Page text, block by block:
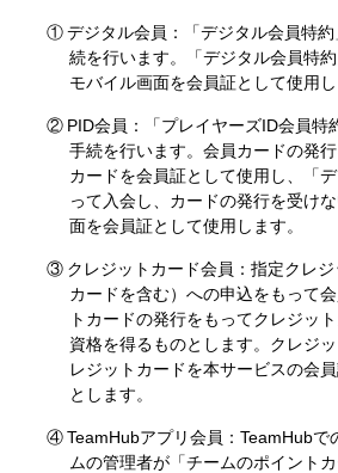
①デジタル会員：「デジタル会員特
続を行います。「デジタル会員特
モバイル画面を会員証として使用し
② PID会員：「プレイヤーズID会員特
手続を行います。会員カードの発
カードを会員証として使用し、「
って入会し、カードの発行を受け
面を会員証として使用します。
③ クレジットカード会員：指定クレ
カードを含む）への申込をもって
トカードの発行をもってクレジッ
資格を得るものとします。クレジ
レジットカードを本サービスの会
とします。
④TeamHubアプリ会員：TeamHubで
ムの管理者が「チームのポイント